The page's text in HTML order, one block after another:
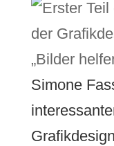
„Bilder
Simone